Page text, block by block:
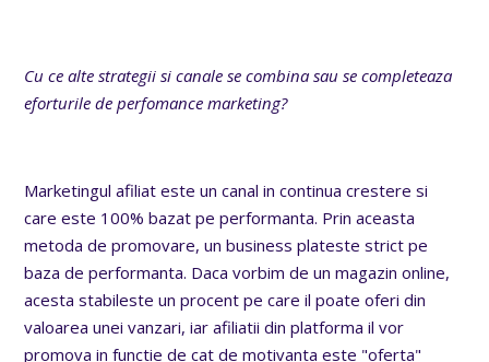
Cu ce alte strategii si canale se combina sau se completeaza
eforturile de perfomance marketing?
Marketingul afiliat este un canal in continua crestere si
care este 100% bazat pe performanta. Prin aceasta
metoda de promovare, un business plateste strict pe
baza de performanta. Daca vorbim de un magazin online,
acesta stabileste un procent pe care il poate oferi din
valoarea unei vanzari, iar afiliatii din platforma il vor
promova in functie de cat de motivanta este "oferta"